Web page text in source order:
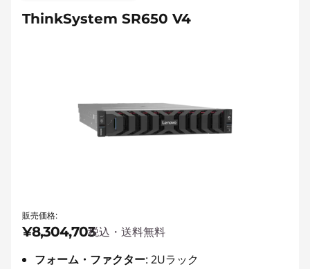
ThinkSystem SR650 V4
販売価格:
¥8,304,703税込・送料無料
フォーム・ファクター: 2Uラック